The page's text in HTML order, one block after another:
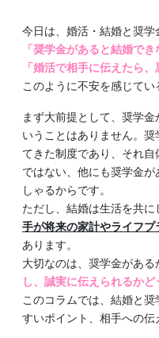
今日は、婚活・結婚と奨学
「奨学金があると結婚でき
「婚活で相手に伝えたら
このように不安を感じてい
まず大前提として、奨学
いうことはありません。
てきた制度であり、それ
ではない、他にも奨学金
しゃるからです。
ただし、結婚は生活を共に
手が将来の家計やライフ
あります。
大切なのは、奨学金がある
し、誠実に伝えられるかど
このコラムでは、結婚と
すいポイント、相手への伝